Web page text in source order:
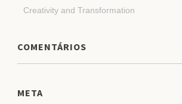
Creativity and Transformation
COMENTÁRIOS
META